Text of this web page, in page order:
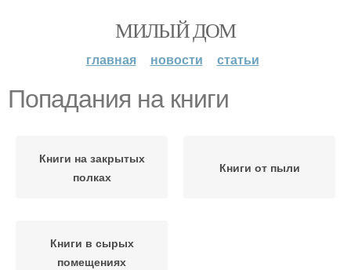
МИЛЫЙ ДОМ
главная новости статьи
Попадания на книги
Книги на закрытых
полках
Книги от пыли
Книги в сырых
помещениях